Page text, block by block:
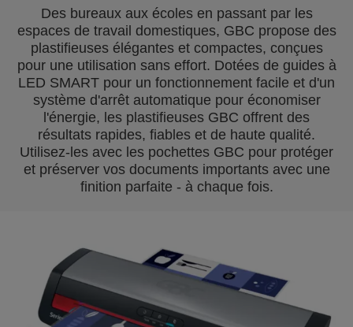
Des bureaux aux écoles en passant par les
espaces de travail domestiques, GBC propose des
plastifieuses élégantes et compactes, conçues
pour une utilisation sans effort. Dotées de guides à
LED SMART pour un fonctionnement facile et d'un
système d'arrêt automatique pour économiser
l'énergie, les plastifieuses GBC offrent des
résultats rapides, fiables et de haute qualité.
Utilisez-les avec les pochettes GBC pour protéger
et préserver vos documents importants avec une
finition parfaite - à chaque fois.